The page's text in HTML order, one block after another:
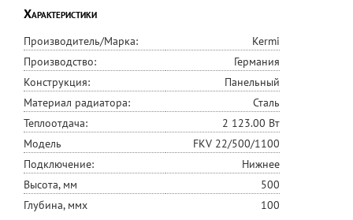
Характеристики
Производитель/Марка:
Kermi
Производство:
Германия
Конструкция:
Панельный
Материал радиатора:
Сталь
Теплоотдача:
2 123.00 Вт
Модель
FKV 22/500/1100
Подключение:
Нижнее
Высота, мм
500
Глубина, ммx
100